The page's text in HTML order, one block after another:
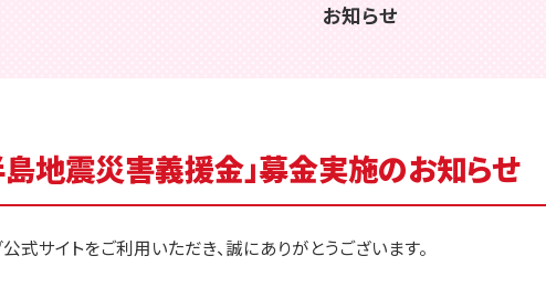
お知らせ
島地震災害義援金」募金実施のお知らせ
式サイトをご利用いただき、誠にありがとうございます。